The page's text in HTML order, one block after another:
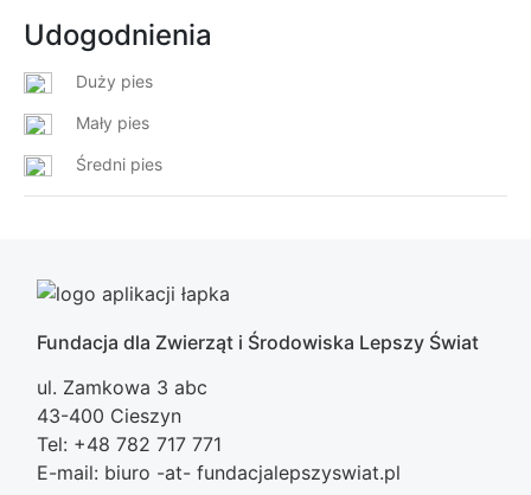
Udogodnienia
Duży pies
Mały pies
Średni pies
Fundacja dla Zwierząt i Środowiska Lepszy Świat
ul. Zamkowa 3 abc
43-400 Cieszyn
Tel: +48 782 717 771
E-mail: biuro -at- fundacjalepszyswiat.pl